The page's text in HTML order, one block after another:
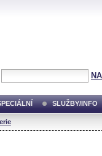
SLUŽBY/INFO